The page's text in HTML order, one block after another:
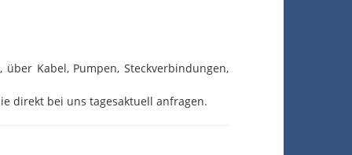
Kabel, Pumpen, Steckverbindungen,
direkt bei uns tagesaktuell anfragen.